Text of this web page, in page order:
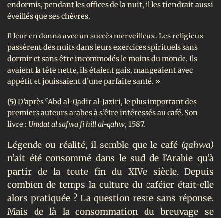
endormis, pendant les offices de la nuit, il les tiendrait aussi
éveillés que ses chèvres.
Il leur en donna avec un succès merveilleux. Les religieux
passèrent des nuits dans leurs exercices spirituels sans
dormir et sans être incommodés le moins du monde. Ils
avaient la tête nette, ils étaient gais, mangeaient avec
appétit et jouissaient d’une parfaite santé. »
(5)D’après cAbd al-Qadir al-Jaziri, le plus important des
premiers auteurs arabes à s’être intéressés au café. Son
livre : Umdat al safwa fi hill al-qahw, 1587.
Légende ou réalité, il semble que le café (qahwa)
n’ait été consommé dans le sud de l’Arabie qu’à
partir de la toute fin du XIVe siècle. Depuis
combien de temps la culture du caféier était-elle
alors pratiquée ? La question reste sans réponse.
Mais de là la consommation du breuvage se